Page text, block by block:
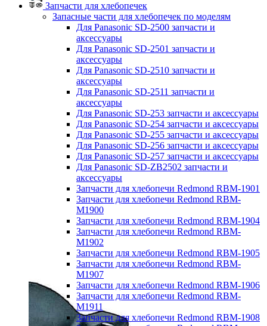
Запчасти для хлебопечек
Запасные части для хлебопечек по моделям
Для Panasonic SD-2500 запчасти и
аксессуары
Для Panasonic SD-2501 запчасти и
аксессуары
Для Panasonic SD-2510 запчасти и
аксессуары
Для Panasonic SD-2511 запчасти и
аксессуары
Для Panasonic SD-253 запчасти и аксессуары
Для Panasonic SD-254 запчасти и аксессуары
Для Panasonic SD-255 запчасти и аксессуары
Для Panasonic SD-256 запчасти и аксессуары
Для Panasonic SD-257 запчасти и аксессуары
Для Panasonic SD-ZB2502 запчасти и
аксессуары
Запчасти для хлебопечи Redmond RBM-1901
Запчасти для хлебопечи Redmond RBM-
M1900
Запчасти для хлебопечи Redmond RBM-1904
Запчасти для хлебопечи Redmond RBM-
M1902
Запчасти для хлебопечи Redmond RBM-1905
Запчасти для хлебопечи Redmond RBM-
M1907
Запчасти для хлебопечи Redmond RBM-1906
Запчасти для хлебопечи Redmond RBM-
M1911
Запчасти для хлебопечи Redmond RBM-1908